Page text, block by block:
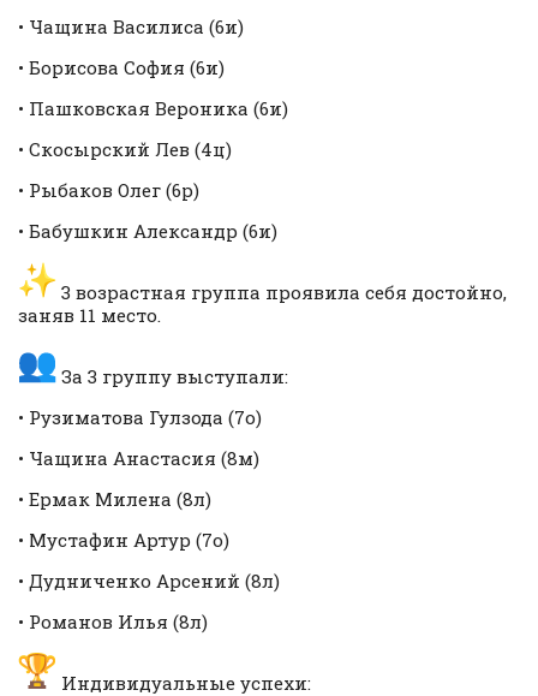
• Чащина Василиса (6и)
• Борисова София (6и)
• Пашковская Вероника (6и)
• Скосырский Лев (4ц)
• Рыбаков Олег (6р)
• Бабушкин Александр (6и)
3 возрастная группа проявила себя достойно,
заняв 11 место.
За 3 группу выступали:
• Рузиматова Гулзода (7о)
• Чащина Анастасия (8м)
• Ермак Милена (8л)
• Мустафин Артур (7о)
• Дудниченко Арсений (8л)
• Романов Илья (8л)
Индивидуальные успехи: